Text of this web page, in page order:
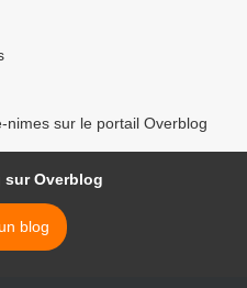
sur le portail Overblog
sur Overblog
blog